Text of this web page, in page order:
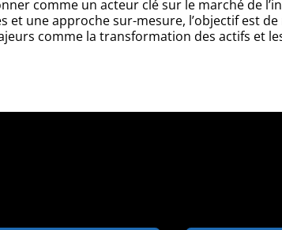
comme un acteur clé sur le marché de
une approche sur-mesure, l’objectif est
comme la transformation des actifs et